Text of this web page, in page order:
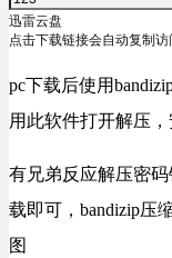
迅雷云盘
点击下载链接会自动复制
pc下载后使用
用此软件打开解压
有兄弟反应解压密
载即可，bandizip压
图